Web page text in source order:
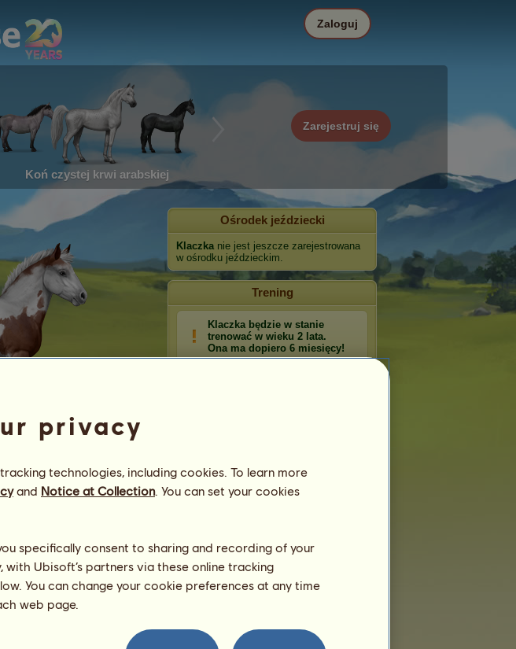
Koń czystej krwi arabskiej
Zarejestruj się
Zaloguj
94%
100
Ośrodek jeździecki
Klaczkanie jest jeszcze zarejestrowana
w ośrodku jeździeckim.
Trening
Klaczka będzie w stanie
trenować w wieku 2 lata.
Ona ma dopiero 6 miesięcy!
privacy
technologies, including cookies. To learn more
and Notice at Collection. You can set your cookies
specifically consent to sharing and recording of your
Ubisoft’s partners via these online tracking
You can change your cookie preferences at any time
web page.